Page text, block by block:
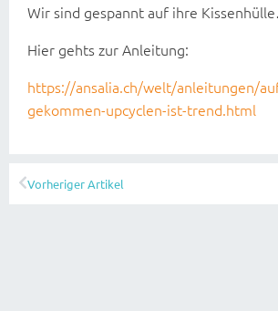
Wir sind gespannt auf ihre
Hier gehts zur Anleitung:
https://ansalia.ch/welt/anleitungen/
gekommen-upcyclen-ist-trend.html
Vorheriger Artikel